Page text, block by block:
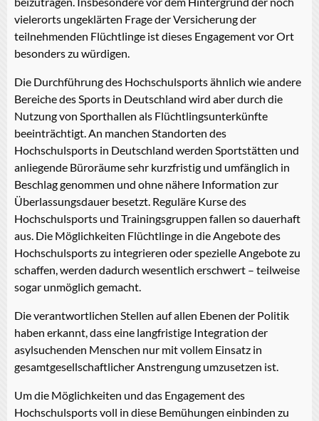
vielerorts ungeklärten Frage der Versicherung der
teilnehmenden Flüchtlinge ist dieses Engagement vor Ort
besonders zu würdigen.
Die Durchführung des Hochschulsports ähnlich wie andere
Bereiche des Sports in Deutschland wird aber durch die
Nutzung von Sporthallen als Flüchtlingsunterkünfte
beeinträchtigt. An manchen Standorten des
Hochschulsports in Deutschland werden Sportstätten und
anliegende Büroräume sehr kurzfristig und umfänglich in
Beschlag genommen und ohne nähere Information zur
Überlassungsdauer besetzt. Reguläre Kurse des
Hochschulsports und Trainingsgruppen fallen so dauerhaft
aus. Die Möglichkeiten Flüchtlinge in die Angebote des
Hochschulsports zu integrieren oder spezielle Angebote zu
schaffen, werden dadurch wesentlich erschwert – teilweise
sogar unmöglich gemacht.
Die verantwortlichen Stellen auf allen Ebenen der Politik
haben erkannt, dass eine langfristige Integration der
asylsuchenden Menschen nur mit vollem Einsatz in
gesamtgesellschaftlicher Anstrengung umzusetzen ist.
Um die Möglichkeiten und das Engagement des
Hochschulsports voll in diese Bemühungen einbinden zu